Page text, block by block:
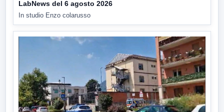
LabNews del 6 agosto 2026
In studio Enzo colarusso